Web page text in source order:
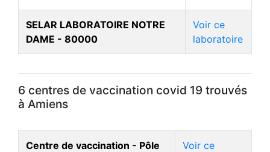
SELAR LABORATOIRE NOTRE
DAME - 80000
Voir ce
laboratoire
6 centres de vaccination covid 19 trouvés
à Amiens
Centre de vaccination - Pôle
Voir ce